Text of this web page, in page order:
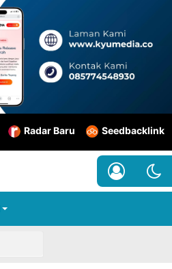
Radar Baru Seedbacklink